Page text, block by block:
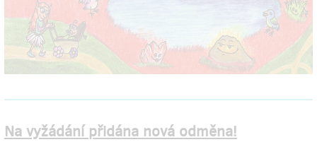
Na vyžádání přidána nová odměna!